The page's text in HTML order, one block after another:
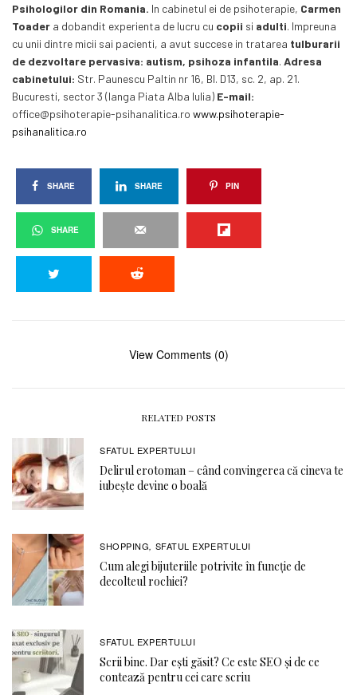
Psihologilor din Romania. In cabinetul ei de psihoterapie, Carmen
Toader a dobandit experienta de lucru cu copii si adulti. Impreuna
cu unii dintre micii sai pacienti, a avut succese in tratarea tulburarii
de dezvoltare pervasiva: autism, psihoza infantila.Adresa
cabinetului: Str. Paunescu Paltin nr 16, Bl. D13, sc. 2, ap. 21.
Bucuresti, sector 3 (langa Piata Alba Iulia) E-mail:
office@psihoterapie-psihanalitica.rowww.psihoterapie-
psihanalitica.ro
SHARE SHARE PIN
SHARE
View Comments (0)
RELATED POSTS
SFATUL EXPERTULUI
Delirul erotoman – când convingerea că cineva te
iubește devine o boală
SHOPPING, SFATUL EXPERTULUI
Cum alegi bijuteriile potrivite în funcție de
decolteul rochiei?
SFATUL EXPERTULUI
Scrii bine. Dar ești găsit? Ce este SEO și de ce
contează pentru cei care scriu